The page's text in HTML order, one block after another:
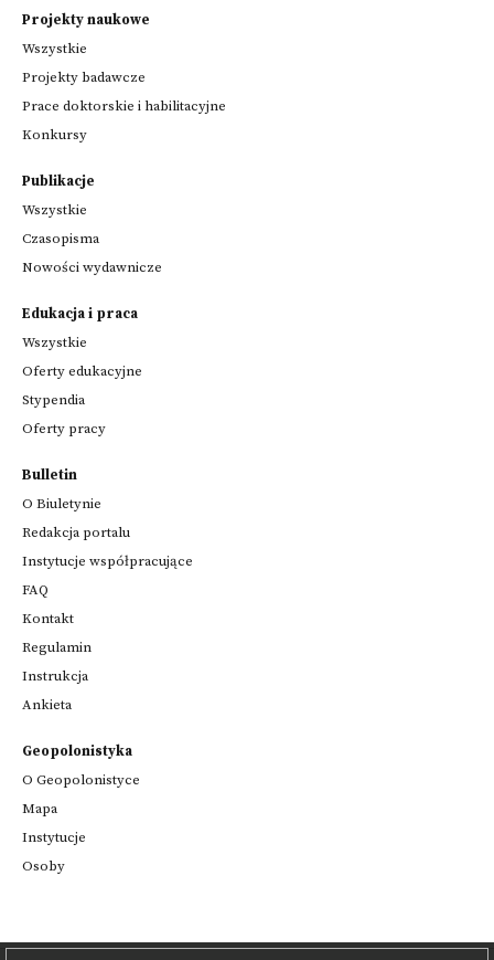
Projekty naukowe
Wszystkie
Projekty badawcze
Prace doktorskie i habilitacyjne
Konkursy
Publikacje
Wszystkie
Czasopisma
Nowości wydawnicze
Edukacja i praca
Wszystkie
Oferty edukacyjne
Stypendia
Oferty pracy
Bulletin
O Biuletynie
Redakcja portalu
Instytucje współpracujące
FAQ
Kontakt
Regulamin
Instrukcja
Ankieta
Geopolonistyka
O Geopolonistyce
Mapa
Instytucje
Osoby